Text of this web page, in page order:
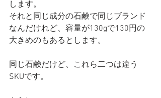
します。
それと同じ成分の石鹸で同じブランド
なんだけれど、容量が130gで130円の
大きめのもあるとします。
同じ石鹸だけど、これら二つは違う
SKUです。